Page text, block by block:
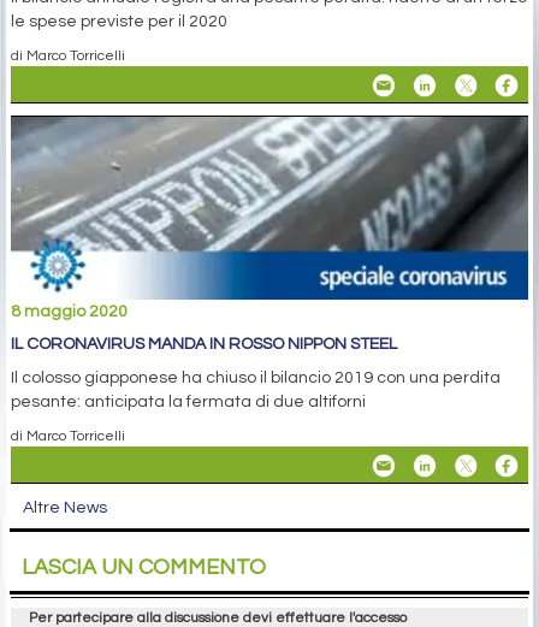
le spese previste per il 2020
di Marco Torricelli
8 maggio 2020
IL CORONAVIRUS MANDA IN ROSSO NIPPON STEEL
Il colosso giapponese ha chiuso il bilancio 2019 con una perdita
pesante: anticipata la fermata di due altiforni
di Marco Torricelli
Altre News
LASCIA UN COMMENTO
Per partecipare alla discussione devi effettuare l'accesso